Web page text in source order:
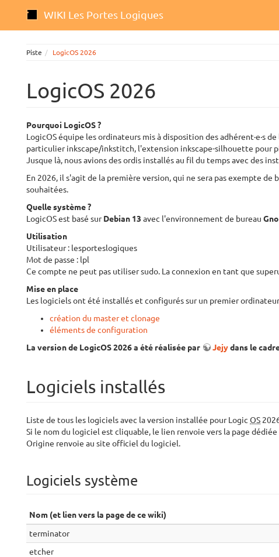
WIKI Les Portes Logiques
Piste LogicOS 2026
LogicOS 2026
Pourquoi LogicOS ?
LogicOS équipe les ordinateurs mis à disposition des adhérent·e·s
particulier inkscape/inkstitch, l'extension inkscape-silhouette pour
Jusque là, nous avions des ordis installés au fil du temps avec des
En 2026, il s'agit de la première version, qui ne sera pas exempte
souhaitées.
Quelle système ?
LogicOS est basé surDebian 13 avec l'environnement de bureau
Utilisation
Utilisateur : lesporteslogiques
Mot de passe : lpl
Ce compte ne peut pas utiliser sudo. La connexion en tant que
Mise en place
Les logiciels ont été installés et configurés sur un premier
création du master et clonage
éléments de configuration
La version de LogicOS 2026 a été réalisée par
Jejydans le
Logiciels installés
Liste de tous les logiciels avec la version installée pour Logic OS
Si le nom du logiciel est cliquable, le lien renvoie vers la page
Origine renvoie au site officiel du logiciel.
Logiciels système
Nom (et lien vers la page de ce wiki)
terminator
etcher